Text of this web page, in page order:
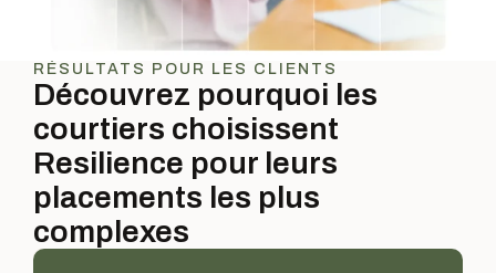
RÉSULTATS POUR LES CLIENTS
Découvrez pourquoi les
courtiers choisissent
Resilience pour leurs
placements les plus
complexes